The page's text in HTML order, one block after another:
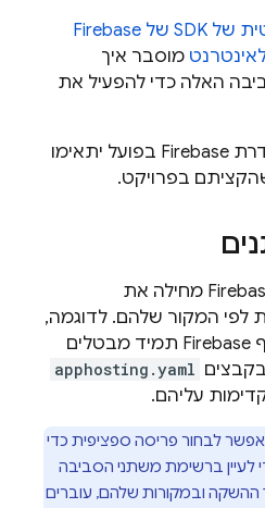
הפעלה אוטומטית של SDK של Firebase
מוסבר איך
האלה כדי להפעיל את
שימו לב שהערכים בהגדרת Firebase בפועל יתאימו
בפרויקט.
מערכת Firebase App Hosting מחילה את
לפי המקור שלהם. לדוגמה,
Firebase תמיד מבטלים
apphosting.yaml
עליהם.
לבחור פריסה ספציפית כדי
לעיין ברשימת משתני הסביבה
ובמקורות שלהם, עוברים